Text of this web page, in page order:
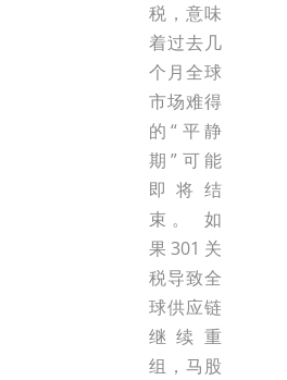
税，意味
着过去几
个月全球
市场难得
的“平静
期”可能
即将结
束。 如
果301关
税导致全
球供应链
继续重
组，马股